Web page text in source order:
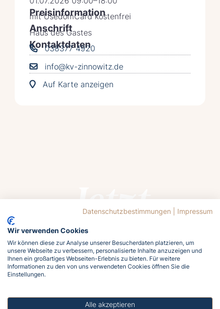
Preisinformation
mit UsedomCard kostenfrei
Anschrift
Haus des Gastes
Kontaktdaten
038377 4920
info@kv-zinnowitz.de
Auf Karte anzeigen
Jetzt
buchen
Lasst euch von der Ostsee rufen!
Meldet euch jetzt an und holt euch das
Meergefühl nach Hause!
Datenschutzbestimmungen Impressum
Wir verwenden Cookies
Wir können diese zur Analyse unserer Besucherdaten platzieren, um
unsere Webseite zu verbessern, personalisierte Inhalte anzuzeigen und
Ihnen ein großartiges Webseiten-Erlebnis zu bieten. Für weitere
Informationen zu den von uns verwendeten Cookies öffnen Sie die
Einstellungen.
Alle akzeptieren